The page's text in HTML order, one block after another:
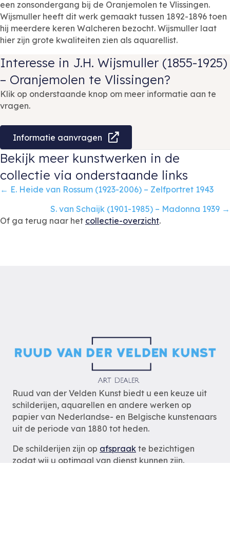
een zonsondergang bij de Oranjemolen te Vlissingen.
Wijsmuller heeft dit werk gemaakt tussen 1892-1896 toen
hij meerdere keren Walcheren bezocht. Wijsmuller laat
hier zijn grote kwaliteiten zien als aquarellist.
Interesse in J.H. Wijsmuller (1855-1925)
– Oranjemolen te Vlissingen?
Klik op onderstaande knop om meer informatie aan te
vragen.
Informatie aanvragen
Bekijk meer kunstwerken in de
collectie via onderstaande links
Posts
navigation
← E. Heide van Rossum (1923-2006) – Zelfportret 1943
S. van Schaijk (1901-1985) – Madonna 1939 →
Of ga terug naar het collectie-overzicht.
Ruud van der Velden Kunst biedt u een keuze uit
schilderijen, aquarellen en andere werken op
papier van Nederlandse- en Belgische kunstenaars
uit de periode van 1880 tot heden.
De schilderijen zijn op afspraak te bezichtigen
zodat wij u optimaal van dienst kunnen zijn.